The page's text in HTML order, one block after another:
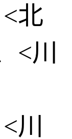
北
<川
川